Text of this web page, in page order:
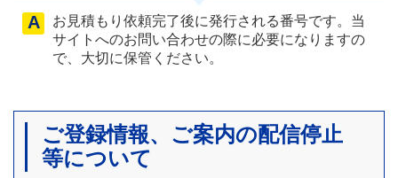
お見積もり依頼完了後に発行される番号です。当
サイトへのお問い合わせの際に必要になりますの
で、大切に保管ください。
ご登録情報、ご案内の配信停止
等について